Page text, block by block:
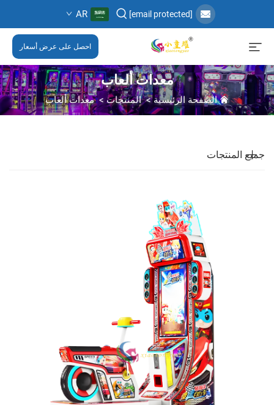
[email protected]
AR
احصل على عرض أسعار
معدات ألعاب
الصفحة الرئيسية>المنتجات >معدات ألعاب
جميع المنتجات